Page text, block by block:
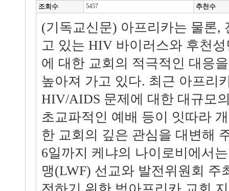
조회수
5457 추천수
(기독교신문) 아프리카는 물론,
고 있는 HIV 바이러스와 후천
에 대한 교회의 적극적인 대응
높아져 가고 있다. 최근 아프리
HIV/AIDS 문제에 대한 대규모
초교파적인 예배 등이 잇따라
한 교회의 깊은 관심을 대변해
6일까지 케냐의 나이로비에서
맹(LWF) 선교와 발전위원회 주